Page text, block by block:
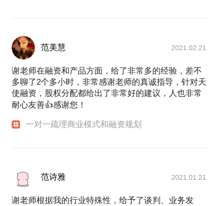
范美慧 2021.02.21
谢老师在融资和产品方面，给了非常多的经验，差不
多聊了2个多小时，非常感谢老师的真诚指导，针对天
使融资，股权分配都给出了非常好的建议，人也非常
耐心友善👍感谢您！
一对一疏理商业模式和融资规划
范诗雅 2021.01.21
谢老师根据我的行业特殊性，给予了谈判、业务发